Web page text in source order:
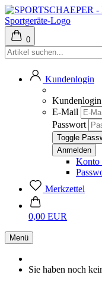
0
Kundenlogin
Kundenlogin
E-Mail
Passwort
Toggle
Konto
Merkzettel
0,00 EUR
Menü
Sie haben noch